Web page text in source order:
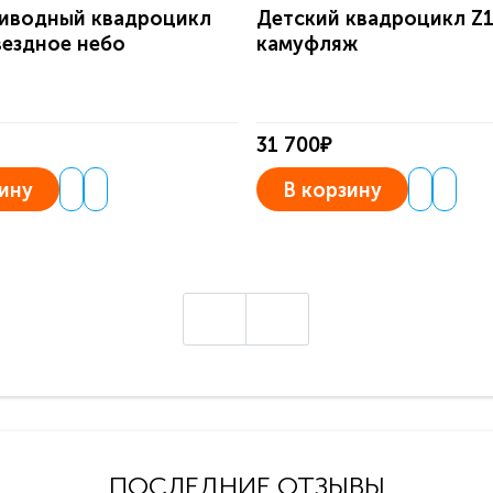
квадроцикл
небо
Детский квадроцикл
камуфляж
31 700₽
В корзину
ПОСЛЕДНИЕ ОТЗЫВЫ